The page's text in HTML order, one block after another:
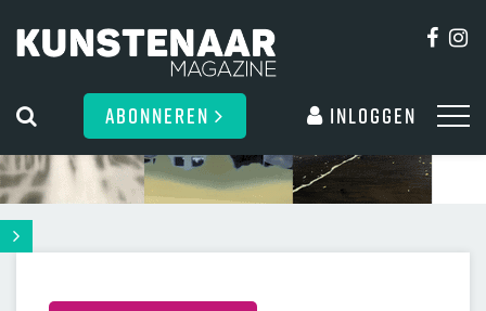
ABONNEREN Inloggen